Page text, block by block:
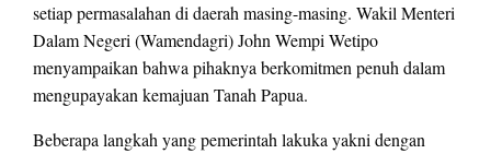
setiap permasalahan di daerah masing-masing. Wakil Menteri
Dalam Negeri (Wamendagri) John Wempi Wetipo
menyampaikan bahwa pihaknya berkomitmen penuh dalam
mengupayakan kemajuan Tanah Papua.
Beberapa langkah yang pemerintah lakuka yakni dengan